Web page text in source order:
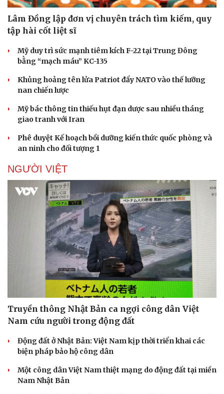
Dinh dưỡng - món ngon
Sản phụ khoa
Nhi khoa
Làm đẹp - giảm cân
Phòng mạch online
Nhà đẹp
Tình yêu - Gia đình
Lâm Đồng lập đơn vị chuyên trách tìm kiếm, quy
tập hài cốt liệt sĩ
Mỹ duy trì sức mạnh tiêm kích F-22 tại Trung Đông
bằng “mạch máu” KC-135
Khủng hoảng tên lửa Patriot đẩy NATO vào thế lưỡng
nan chiến lược
Mỹ bác thông tin thiếu hụt đạn dược sau nhiều tháng
giao tranh với Iran
Phê duyệt Kế hoạch bồi dưỡng kiến thức quốc phòng và
an ninh cho đối tượng 1
NGƯỜI VIỆT
Truyền thông Nhật Bản ca ngợi công dân Việt
Nam cứu người trong động đất
Động đất ở Nhật Bản: Việt Nam kịp thời triển khai các
biện pháp bảo hộ công dân
Một công dân Việt Nam thiệt mạng do động đất tại miền
Nam Nhật Bản